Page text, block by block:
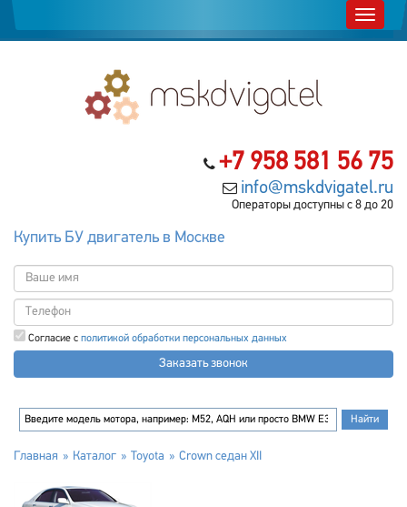
+7 958 581 56 75
info@mskdvigatel.ru
Операторы доступны с 8 до 20
Купить БУ двигатель в Москве
Согласие с политикой обработки персональных данных
Заказать звонок
Главная Каталог Toyota Crown седан XII